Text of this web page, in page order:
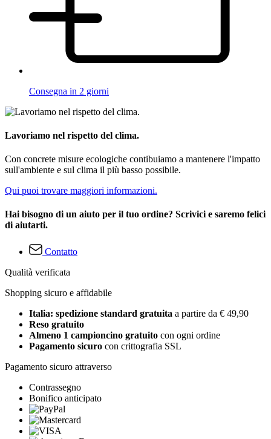
Consegna in 2 giorni
Lavoriamo nel rispetto del clima.
Con concrete misure ecologiche contibuiamo a mantenere l'impatto
sull'ambiente e sul clima il più basso possibile.
Qui puoi trovare maggiori informazioni.
Hai bisogno di un aiuto per il tuo ordine? Scrivici e saremo felici
di aiutarti.
Contatto
Qualità verificata
Shopping sicuro e affidabile
Italia: spedizione standard gratuita a partire da € 49,90
Reso gratuito
Almeno 1 campioncino gratuito con ogni ordine
Pagamento sicuro con crittografia SSL
Pagamento sicuro attraverso
Contrassegno
Bonifico anticipato